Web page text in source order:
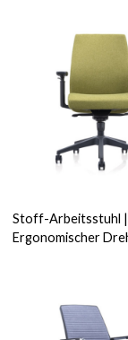
Stoff-Arbeitsstuhl |
Ergonomischer